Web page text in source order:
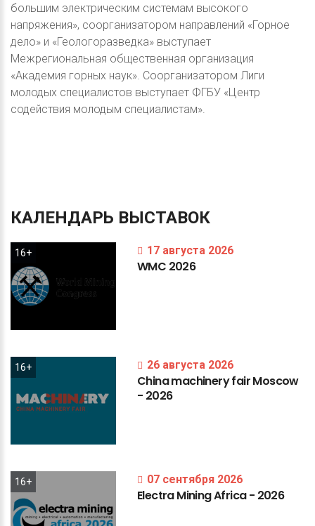
большим электрическим системам высокого
напряжения», соорганизатором направлений «Горное
дело» и «Геологоразведка» выступает
Межрегиональная общественная организация
«Академия горных наук». Соорганизатором Лиги
молодых специалистов выступает ФГБУ «Центр
содействия молодым специалистам».
КАЛЕНДАРЬ ВЫСТАВОК
16+ 17 августа 2026
WMC 2026
16+ 26 августа 2026
ChinamachineryfairMoscow
- 2026
16+ 07 сентября 2026
ElectraMiningAfrica- 2026